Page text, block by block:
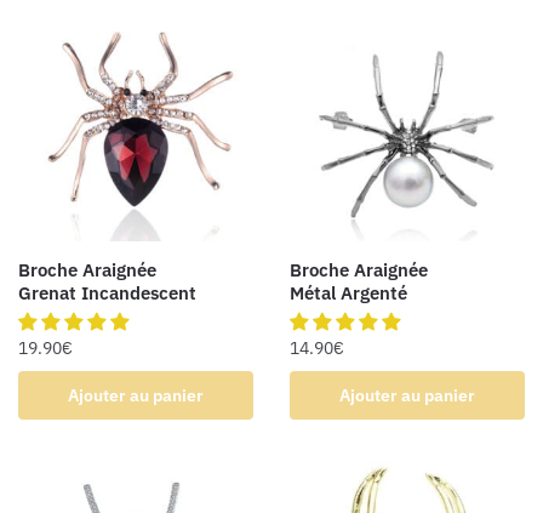
Broche Araignée
Grenat Incandescent
19.90€
Ajouter au panier
Broche Araignée
Métal Argenté
14.90€
Ajouter au panier